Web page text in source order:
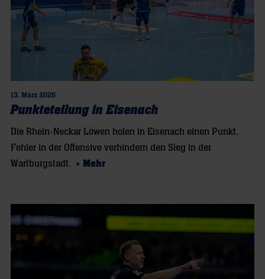
13. März 2026
Punkteteilung in Eisenach
Die Rhein-Neckar Löwen holen in Eisenach einen Punkt.
Fehler in der Offensive verhindern den Sieg in der
Wartburgstadt. » Mehr